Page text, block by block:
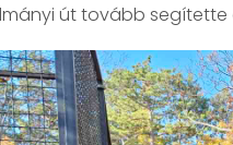
út tovább